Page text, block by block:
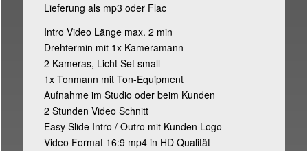
Lieferung als mp3 oder Flac
Intro Video Länge max. 2 min
Drehtermin mit 1x Kameramann
2 Kameras, Licht Set small
1x Tonmann mit Ton-Equipment
Aufnahme im Studio oder beim Kunden
2 Stunden Video Schnitt
Easy Slide Intro / Outro mit Kunden Logo
Video Format 16:9 mp4 in HD Qualität